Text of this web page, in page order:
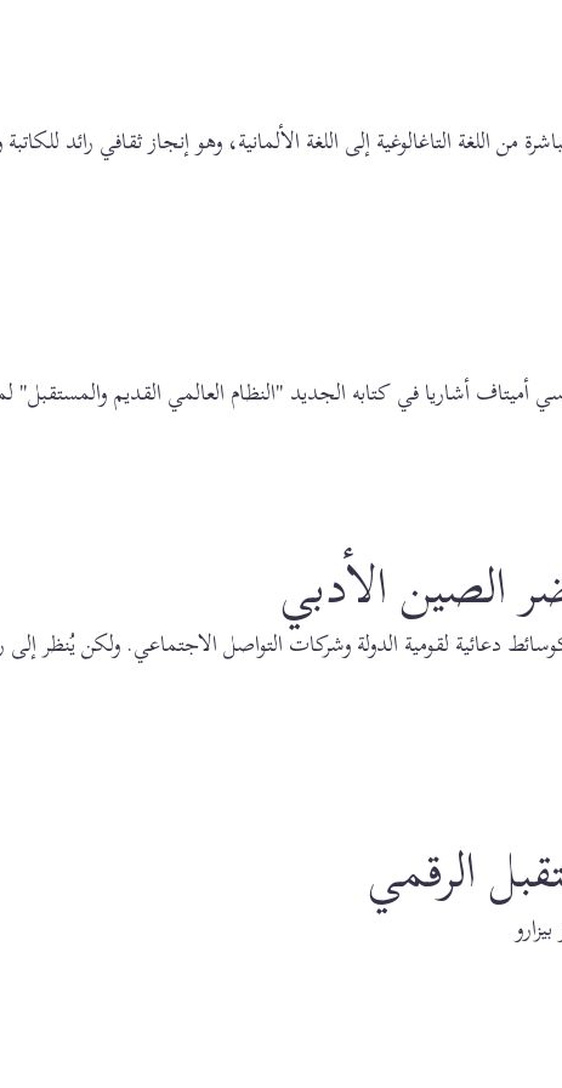
من اللغة التاغالوغية إلى اللغة الألمانية، وهو إنجاز ثقافي رائد
أميتاف أشاريا في كتابه الجديد "النظام العالمي القديم
الصين الأدبي
دعائية لقومية الدولة وشركات التواصل الاجتماعي. ولكن يُنظر
الرقمي